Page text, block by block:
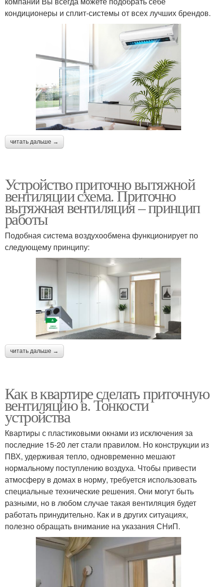
кондиционеры и сплит-системы от всех лучших брендов.
читать дальше →
Устройство приточно вытяжной
вентиляции схема. Приточно
вытяжная вентиляция – принцип
работы
Подобная система воздухообмена функционирует по
следующему принципу:
читать дальше →
Как в квартире сделать приточную
вентиляцию в. Тонкости
устройства
Квартиры с пластиковыми окнами из исключения за
последние 15-20 лет стали правилом. Но конструкции из
ПВХ, удерживая тепло, одновременно мешают
нормальному поступлению воздуха. Чтобы привести
атмосферу в домах в норму, требуется использовать
специальные технические решения. Они могут быть
разными, но в любом случае такая вентиляция будет
работать принудительно. Как и в других ситуациях,
полезно обращать внимание на указания СНиП.